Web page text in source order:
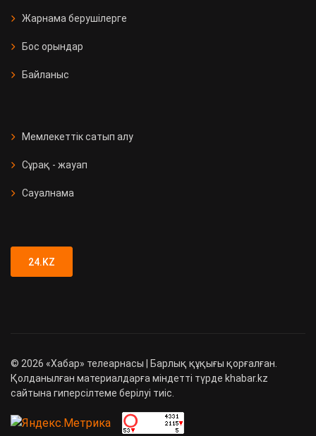
Жарнама берушілерге
Бос орындар
Байланыс
Мемлекеттік сатып алу
Сұрақ - жауап
Сауалнама
24.KZ
© 2026 «Хабар» телеарнасы | Барлық құқығы қорғалған.
Қолданылған материалдарға міндетті түрде khabar.kz
сайтына гиперсілтеме берілуі тиіс.